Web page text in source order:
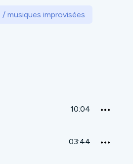
/ musiques improvisées
10:04
03:44